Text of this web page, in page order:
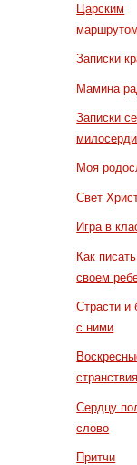
Царским
маршрутом
Записки
Мамина
Записки
Моя
Свет
Игра в
Как
своем
Страсти и
с ними
странствия
Сердцу
слово
Притчи